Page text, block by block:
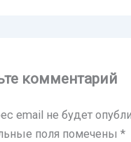
комментарий
email не будет
поля помечены *